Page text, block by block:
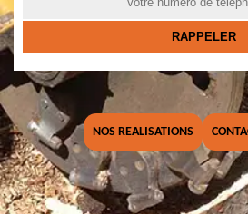
NOS REALISATIONS